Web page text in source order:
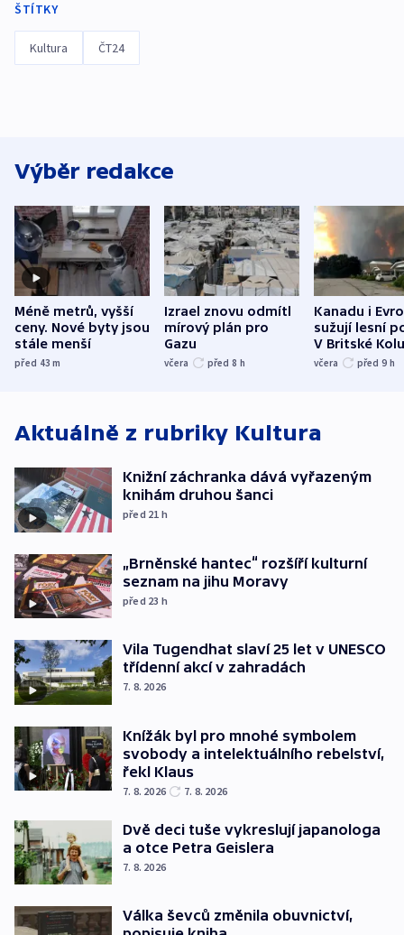
ŠTÍTKY
Kultura ČT24
Výběr redakce
Méně metrů, vyšší
ceny. Nové byty jsou
stále menší
před 43m
Izrael znovu odmítl
mírový plán pro
Gazu
včera před 8 h
Kanadu i
sužují lesní
V Britské
evakuovali
včera před 9 h
Aktuálně z rubriky Kultura
Knižní záchranka dává vyřazeným
knihám druhou šanci
před 21 h
„Brněnské hantec“ rozšíří kulturní
seznam na jihu Moravy
před 23 h
Vila Tugendhat slaví 25 let v UNESCO
třídenní akcí v zahradách
7. 8. 2026
Knížák byl pro mnohé symbolem
svobody a intelektuálního rebelství,
řekl Klaus
7. 8. 2026 7. 8. 2026
Dvě deci tuše vykreslují japanologa
a otce Petra Geislera
7. 8. 2026
Válka ševců změnila obuvnictví,